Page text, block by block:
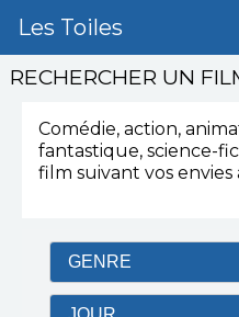
Les Toiles
RECHERCHER UN
Comédie, action,
fantastique, science-
film suivant vos envies